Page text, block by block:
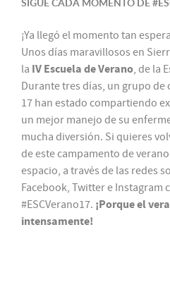
¡Ya llegó el momento tan
Unos días maravillosos en
la IV Escuela de Verano, de la
Durante tres días, un grupo de
17 han estado compartiendo
un mejor manejo de su
mucha diversión. Si quieres
de este campamento de
espacio, a través de las redes
Facebook, Twitter e Instagram
#ESCVerano17. ¡Porque el
intensamente!